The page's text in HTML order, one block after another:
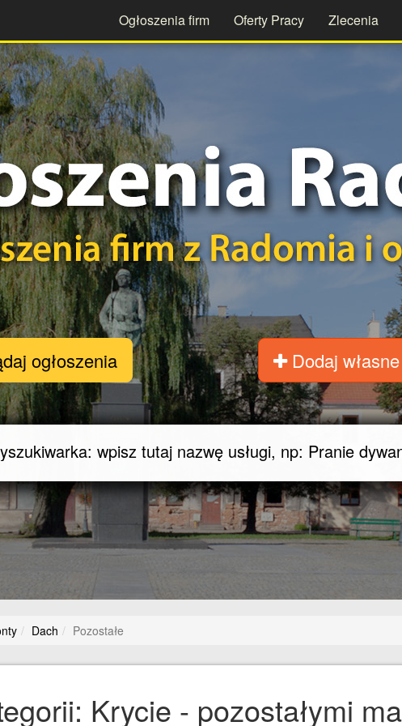
Ogłoszenia firm Oferty Pracy Zlecenia
ogłoszenia Dodaj
Dach Pozostałe
Krycie - pozostałymi